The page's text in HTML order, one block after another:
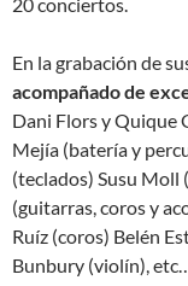
En la grabación de
acompañado de
Dani Flors y Quique
Mejía (batería y
(teclados) Susu Moll
(guitarras, coros y
Ruíz (coros) Belén
Bunbury (violín),